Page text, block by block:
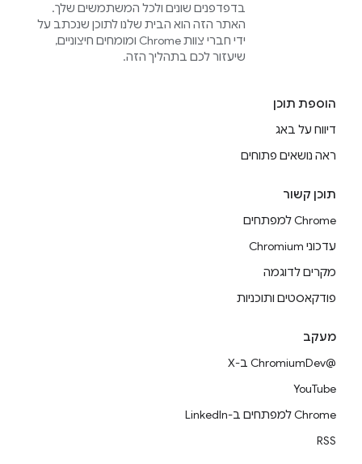
בדפדפנים שונים ולכל המשתמשים שלך.
האתר הזה הוא הבית שלנו לתוכן שנכתב על
ידי חברי צוות Chrome ומומחים חיצוניים,
שיעזור לכם בתהליך הזה.
הוספת תוכן
דיווח על באג
ראה נושאים פתוחים
תוכן קשור
Chrome למפתחים
עדכוני Chromium
מקרים לדוגמה
פודקאסטים ותוכניות
מעקב
@ChromiumDev ב-X
YouTube
Chrome למפתחים ב-LinkedIn
RSS